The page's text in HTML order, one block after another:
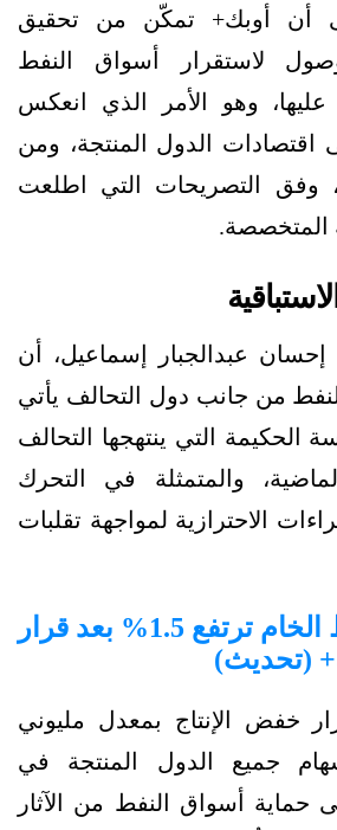
أن أوبك+ تمكّن من تحقيق
لاستقرار أسواق النفط
عليها، وهو الأمر الذي انعكس
اقتصادات الدول المنتجة، ومن
وفق التصريحات التي اطلعت
المتخصصة.
إحسان عبدالجبار إسماعيل، أن
من جانب دول التحالف يأتي
الحكيمة التي ينتهجها التحالف
والمتمثلة في التحرك
الاحترازية لمواجهة تقلبات
أسعار النفط الخام ترتفع 1.5% بعد قرار
(تحديث)
خفض الإنتاج بمعدل مليوني
جميع الدول المنتجة في
حماية أسواق النفط من الآثار